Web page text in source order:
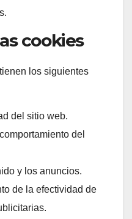
cookies
los siguientes
del sitio web.
del
y los anuncios.
de la efectividad de